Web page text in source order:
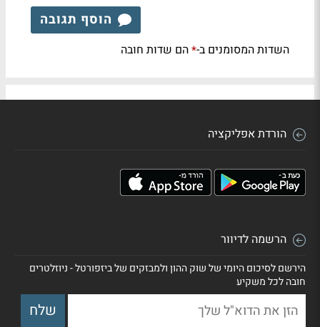
הוסף תגובה
השדות המסומנים ב-*הם שדות חובה
הורדת אפליקציה
הרשמה לדיוור
הירשם לסיכום היומי של שוק ההון ולמבזקים של ביזפורטל - ניוזלטרים
חובה לכל משקיע